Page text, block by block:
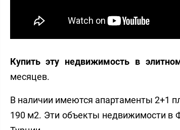
Купить эту недвижимость в
месяцев.
В наличии имеются апартаменты 2+1
190 м2. Эти объекты недвижимости в